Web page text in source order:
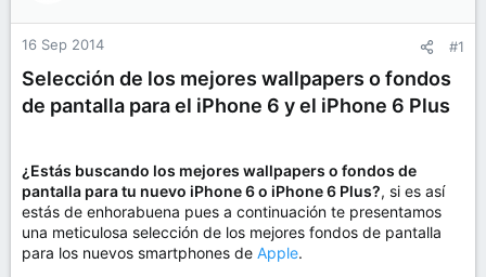
r
d
e
l
t
a
n
i
o
16 Sep 2014 #1
Selección de los mejores wallpapers o fondos
de pantalla para el iPhone 6 y el iPhone 6 Plus
¿Estás buscando los mejores wallpapers o fondos de
pantalla para tu nuevo iPhone 6 o iPhone 6 Plus?, si es así
estás de enhorabuena pues a continuación te presentamos
una meticulosa selección de los mejores fondos de pantalla
para los nuevos smartphones de Apple.